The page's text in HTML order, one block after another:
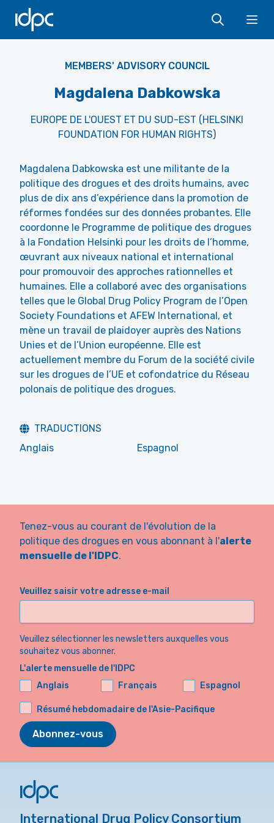
IDPC
MEMBERS' ADVISORY COUNCIL
Magdalena Dabkowska
EUROPE DE L'OUEST ET DU SUD-EST (HELSINKI
FOUNDATION FOR HUMAN RIGHTS)
Magdalena Dabkowska est une militante de la
politique des drogues et des droits humains, avec
plus de dix ans d’expérience dans la promotion de
réformes fondées sur des données probantes. Elle
coordonne le Programme de politique des drogues
à la Fondation Helsinki pour les droits de l’homme,
œuvrant aux niveaux national et international
pour promouvoir des approches rationnelles et
humaines. Elle a collaboré avec des organisations
telles que le Global Drug Policy Program de l’Open
Society Foundations et AFEW International, et
mène un travail de plaidoyer auprès des Nations
Unies et de l’Union européenne. Elle est
actuellement membre du Forum de la société civile
sur les drogues de l’UE et cofondatrice du Réseau
polonais de politique des drogues.
TRADUCTIONS
Anglais
Espagnol
Tenez-vous au courant de l'évolution de la
politique des drogues en vous abonnant à l'alerte
mensuelle de l'IDPC.
Veuillez saisir votre adresse e-mail
Veuillez sélectionner les newsletters auxquelles vous
souhaitez vous abonner.
L'alerte mensuelle de l'IDPC
Anglais
Français Espagnol
Résumé hebdomadaire de l'Asie-Pacifique
Abonnez-vous
International Drug Policy Consortium